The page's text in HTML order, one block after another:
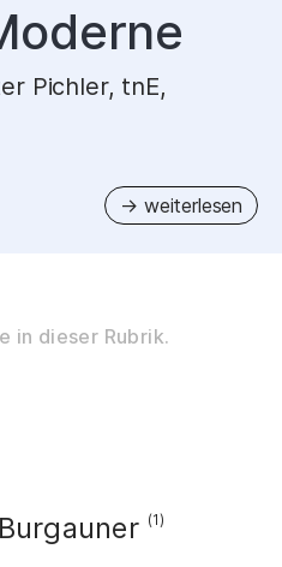
Pichler, tnE,
in dieser Rubrik.
(1)